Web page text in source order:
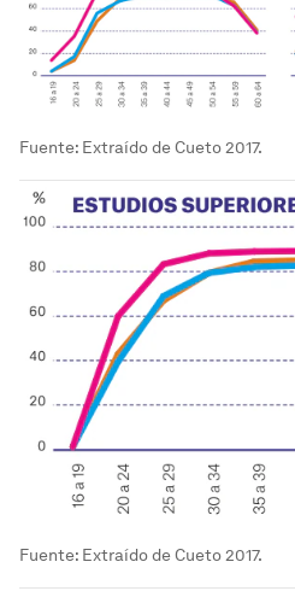
Fuente: Extraído de Cueto 2017.
Fuente: Extraído de Cueto 2017.